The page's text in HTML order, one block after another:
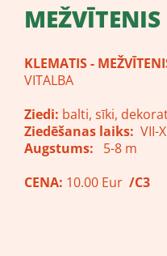
KLEMATIS -
VITALBA
Ziedi: balti, sīki,
Ziedēšanas laiks: VII-X
Augstums: 5-8 m
CENA: 10.00 Eur /C3